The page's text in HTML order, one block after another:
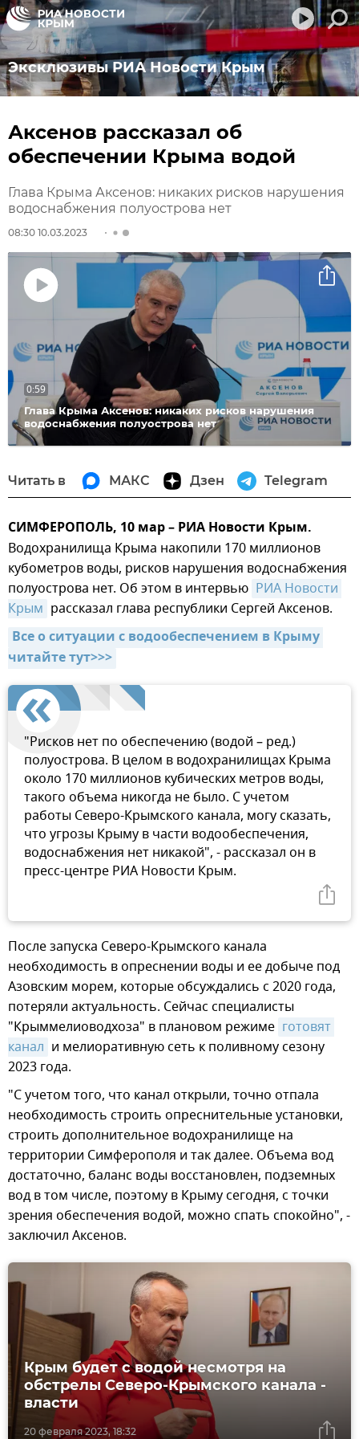
Эксклюзивы РИА Новости Крым
Аксенов рассказал об
обеспечении Крыма водой
Глава Крыма Аксенов: никаких рисков нарушения
водоснабжения полуострова нет
08:30 10.03.2023
Глава Крыма Аксенов: никаких рисков нарушения
водоснабжения полуострова нет
0:59
Читать в МАКС Дзен Telegram
СИМФЕРОПОЛЬ, 10 мар – РИА Новости Крым.
Водохранилища Крыма накопили 170 миллионов
кубометров воды, рисков нарушения водоснабжения
полуострова нет. Об этом в интервью РИА Новости
Крым рассказал глава республики Сергей Аксенов.
Все о ситуации с водообеспечением в Крыму
читайте тут>>>
"Рисков нет по обеспечению (водой – ред.)
полуострова. В целом в водохранилищах Крыма
около 170 миллионов кубических метров воды,
такого объема никогда не было. С учетом
работы Северо-Крымского канала, могу сказать,
что угрозы Крыму в части водообеспечения,
водоснабжения нет никакой", - рассказал он в
пресс-центре РИА Новости Крым.
После запуска Северо-Крымского канала
необходимость в опреснении воды и ее добыче под
Азовским морем, которые обсуждались с 2020 года,
потеряли актуальность. Сейчас специалисты
"Крыммелиоводхоза" в плановом режиме готовят
канал и мелиоративную сеть к поливному сезону
2023 года.
"С учетом того, что канал открыли, точно отпала
необходимость строить опреснительные установки,
строить дополнительное водохранилище на
территории Симферополя и так далее. Объема вод
достаточно, баланс воды восстановлен, подземных
вод в том числе, поэтому в Крыму сегодня, с точки
зрения обеспечения водой, можно спать спокойно", -
заключил Аксенов.
20 февраля 2023, 18:32
Крым будет с водой несмотря на
обстрелы Северо-Крымского канала -
власти